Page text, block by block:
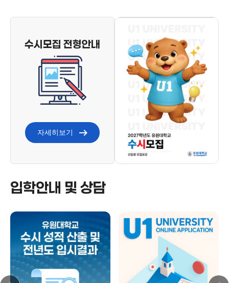
수시모집 전형안내
자세히보기
입학안내 및 상담